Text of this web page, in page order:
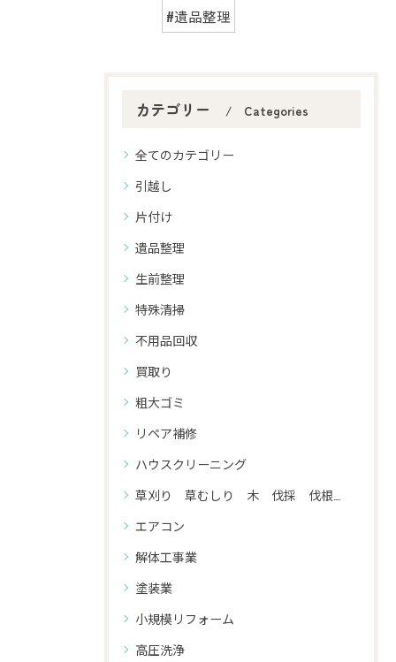
#遺品整理
カテゴリー Categories
全てのカテゴリー
引越し
片付け
遺品整理
生前整理
特殊清掃
不用品回収
買取り
粗大ゴミ
リペア補修
ハウスクリーニング
草刈り 草むしり 木 伐採 伐根 剪定
エアコン
解体工事業
塗装業
小規模リフォーム
高圧洗浄